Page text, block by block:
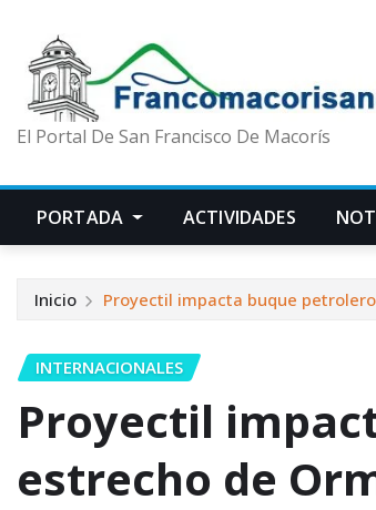
El Portal De San Francisco De Macorís
PORTADA ACTIVIDADES
Inicio Proyectil impacta buque
INTERNACIONALES
Proyectil
estrecho de